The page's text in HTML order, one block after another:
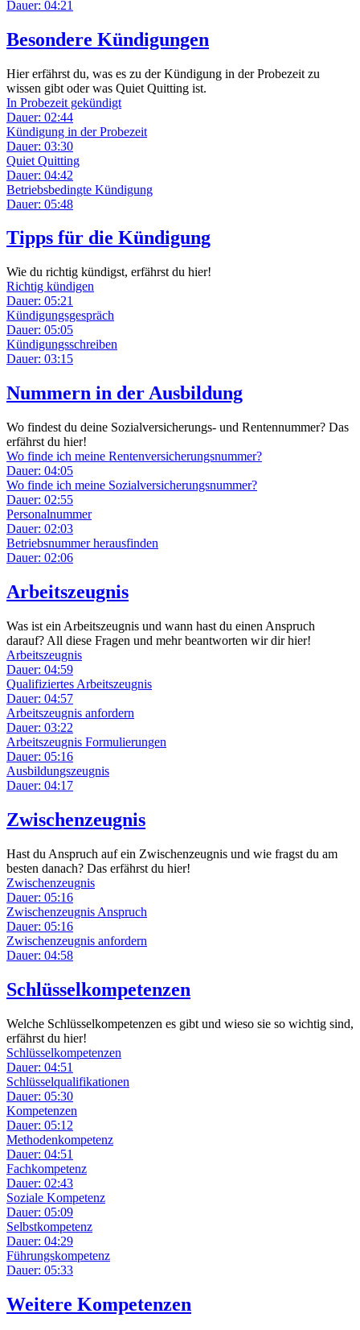
Dauer: 04:21
Besondere Kündigungen
Hier erfährst du, was es zu der Kündigung in der Probezeit zu
wissen gibt oder was Quiet Quitting ist.
In Probezeit gekündigt
Dauer: 02:44
Kündigung in der Probezeit
Dauer: 03:30
Quiet Quitting
Dauer: 04:42
Betriebsbedingte Kündigung
Dauer: 05:48
Tipps für die Kündigung
Wie du richtig kündigst, erfährst du hier!
Richtig kündigen
Dauer: 05:21
Kündigungsgespräch
Dauer: 05:05
Kündigungsschreiben
Dauer: 03:15
Nummern in der Ausbildung
Wo findest du deine Sozialversicherungs- und Rentennummer? Das
erfährst du hier!
Wo finde ich meine Rentenversicherungsnummer?
Dauer: 04:05
Wo finde ich meine Sozialversicherungsnummer?
Dauer: 02:55
Personalnummer
Dauer: 02:03
Betriebsnummer herausfinden
Dauer: 02:06
Arbeitszeugnis
Was ist ein Arbeitszeugnis und wann hast du einen Anspruch
darauf? All diese Fragen und mehr beantworten wir dir hier!
Arbeitszeugnis
Dauer: 04:59
Qualifiziertes Arbeitszeugnis
Dauer: 04:57
Arbeitszeugnis anfordern
Dauer: 03:22
Arbeitszeugnis Formulierungen
Dauer: 05:16
Ausbildungszeugnis
Dauer: 04:17
Zwischenzeugnis
Hast du Anspruch auf ein Zwischenzeugnis und wie fragst du am
besten danach? Das erfährst du hier!
Zwischenzeugnis
Dauer: 05:16
Zwischenzeugnis Anspruch
Dauer: 05:16
Zwischenzeugnis anfordern
Dauer: 04:58
Schlüsselkompetenzen
Welche Schlüsselkompetenzen es gibt und wieso sie so wichtig sind,
erfährst du hier!
Schlüsselkompetenzen
Dauer: 04:51
Schlüsselqualifikationen
Dauer: 05:30
Kompetenzen
Dauer: 05:12
Methodenkompetenz
Dauer: 04:51
Fachkompetenz
Dauer: 02:43
Soziale Kompetenz
Dauer: 05:09
Selbstkompetenz
Dauer: 04:29
Führungskompetenz
Dauer: 05:33
Weitere Kompetenzen